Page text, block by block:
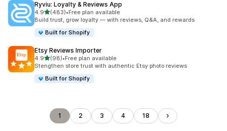
Ryviu: Loyalty & Reviews App
4.9滿分 5 顆星
(483)
共有 483 則評價
•Free plan available
Build trust, grow loyalty — with reviews, Q&A, and rewards
Built for Shopify
Etsy Reviews Importer
4.9滿分 5 顆星
(98)
共有 98 則評價
•Free plan available
Stengthen store trust with authentic Etsy photo reviews
Built for Shopify
1 2 3 4 18